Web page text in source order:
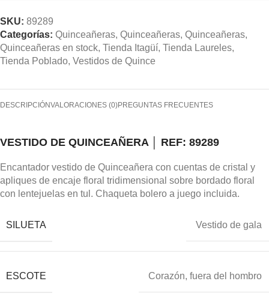
SKU: 89289
Categorías: Quinceañeras, Quinceañeras, Quinceañeras,
Quinceañeras en stock, Tienda Itagüí, Tienda Laureles,
Tienda Poblado, Vestidos de Quince
DESCRIPCIÓNVALORACIONES (0)PREGUNTAS FRECUENTES
VESTIDO DE QUINCEAÑERA │ REF: 89289
Encantador vestido de Quinceañera con cuentas de cristal y
apliques de encaje floral tridimensional sobre bordado floral
con lentejuelas en tul. Chaqueta bolero a juego incluida.
SILUETA Vestido de gala
ESCOTE Corazón, fuera del hombro